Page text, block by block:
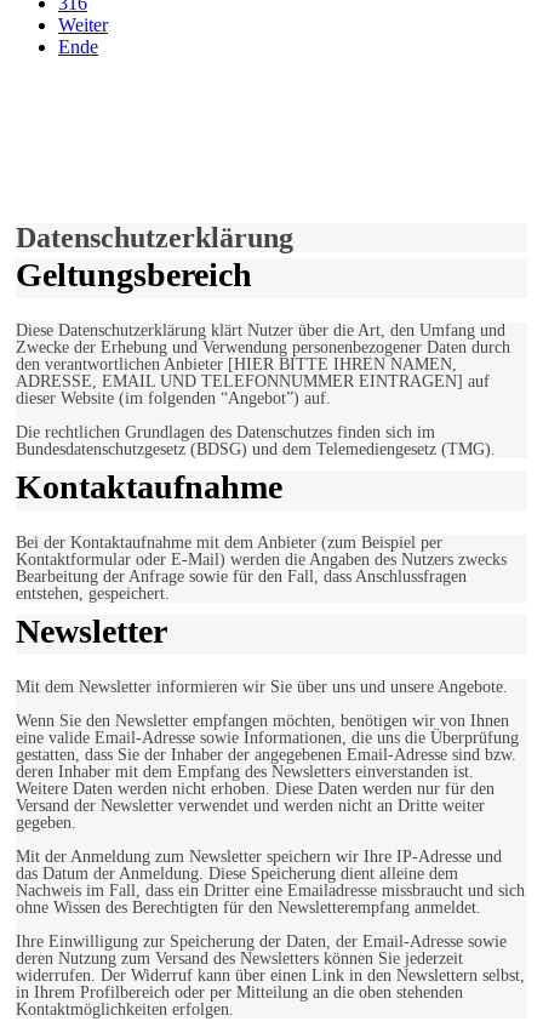
Weiter
Ende
Datenschutzerklärung
Geltungsbereich
Diese Datenschutzerklärung klärt Nutzer über die Art, den Umfang und
Zwecke der Erhebung und Verwendung personenbezogener Daten durch
den verantwortlichen Anbieter [HIER BITTE IHREN NAMEN,
ADRESSE, EMAIL UND TELEFONNUMMER EINTRAGEN] auf
dieser Website (im folgenden “Angebot”) auf.
Die rechtlichen Grundlagen des Datenschutzes finden sich im
Bundesdatenschutzgesetz (BDSG) und dem Telemediengesetz (TMG).
Kontaktaufnahme
Bei der Kontaktaufnahme mit dem Anbieter (zum Beispiel per
Kontaktformular oder E-Mail) werden die Angaben des Nutzers zwecks
Bearbeitung der Anfrage sowie für den Fall, dass Anschlussfragen
entstehen, gespeichert.
Newsletter
Mit dem Newsletter informieren wir Sie über uns und unsere Angebote.
Wenn Sie den Newsletter empfangen möchten, benötigen wir von Ihnen
eine valide Email-Adresse sowie Informationen, die uns die Überprüfung
gestatten, dass Sie der Inhaber der angegebenen Email-Adresse sind bzw.
deren Inhaber mit dem Empfang des Newsletters einverstanden ist.
Weitere Daten werden nicht erhoben. Diese Daten werden nur für den
Versand der Newsletter verwendet und werden nicht an Dritte weiter
gegeben.
Mit der Anmeldung zum Newsletter speichern wir Ihre IP-Adresse und
das Datum der Anmeldung. Diese Speicherung dient alleine dem
Nachweis im Fall, dass ein Dritter eine Emailadresse missbraucht und sich
ohne Wissen des Berechtigten für den Newsletterempfang anmeldet.
Ihre Einwilligung zur Speicherung der Daten, der Email-Adresse sowie
deren Nutzung zum Versand des Newsletters können Sie jederzeit
widerrufen. Der Widerruf kann über einen Link in den Newslettern selbst,
in Ihrem Profilbereich oder per Mitteilung an die oben stehenden
Kontaktmöglichkeiten erfolgen.